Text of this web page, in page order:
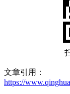
文章引用：
https://